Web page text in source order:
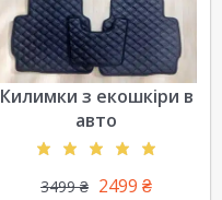
Килимки з екошкіри в
авто
3499₴ 2499 ₴